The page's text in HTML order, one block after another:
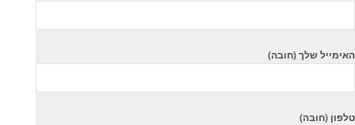
האימייל שלך (חובה)
טלפון (חובה)